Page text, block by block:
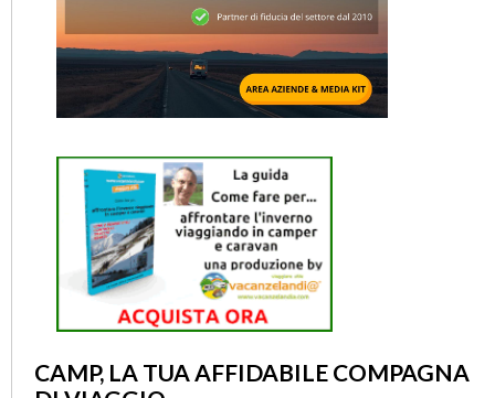
CAMP, LA TUA AFFIDABILE COMPAGNA